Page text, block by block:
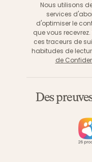
Nous utilisons
services
d'optimiser le
que vous
ces traceurs de
habitudes de
de
Des